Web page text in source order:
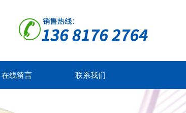
在线留言 联系我们